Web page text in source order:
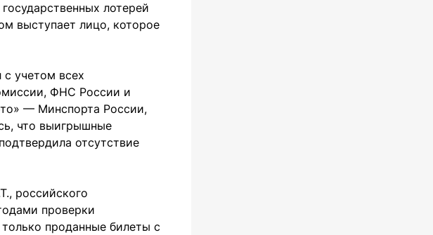
лотерей
выступает лицо, которое
учетом всех
ФНС России и
— Минспорта России,
что выигрышные
отсутствие
российского
проверки
проданные билеты с